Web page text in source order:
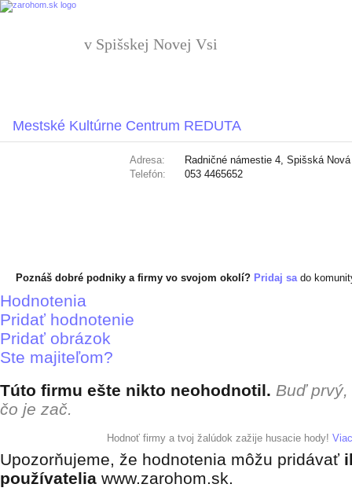
v Spišskej Novej Vsi
Mestské Kultúrne Centrum REDUTA
Adresa:
Radničné námestie 4, Spišská
Telefón:
053 4465652
Poznáš dobré podniky a firmy vo svojom okolí? Pridaj sado
Hodnotenia
Pridať hodnotenie
Pridať obrázok
Ste majiteľom?
Túto firmu ešte nikto neohodnotil. Buď
čo je zač.
Hodnoť firmy a tvoj žalúdok zažije husacie hody! Viac
Upozorňujeme, že hodnotenia môžu pridávať
používatelia www.zarohom.sk.